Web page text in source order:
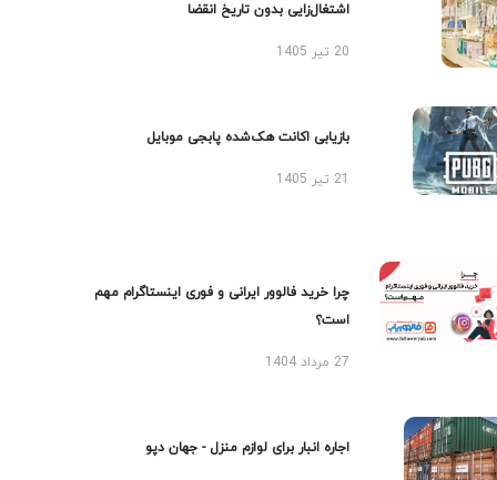
اشتغال‌زایی بدون تاریخ انقضا
20 تیر 1405
بازیابی اکانت هک‌شده پابجی موبایل
چرا خرید فالوور ایرانی و فوری اینستاگرام مهم
است؟
27 مرداد 1404
اجاره انبار برای لوازم منزل - جهان دپو